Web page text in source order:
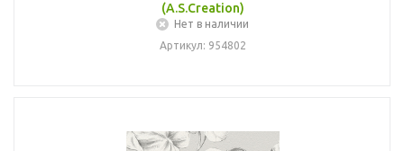
(A.S.Creation)
Нет в наличии
Артикул: 954802